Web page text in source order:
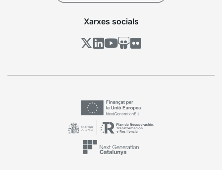
Xarxes socials